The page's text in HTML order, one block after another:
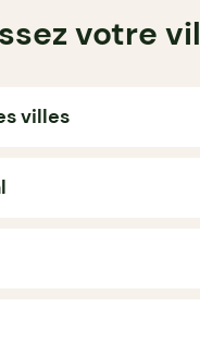
votre
villes